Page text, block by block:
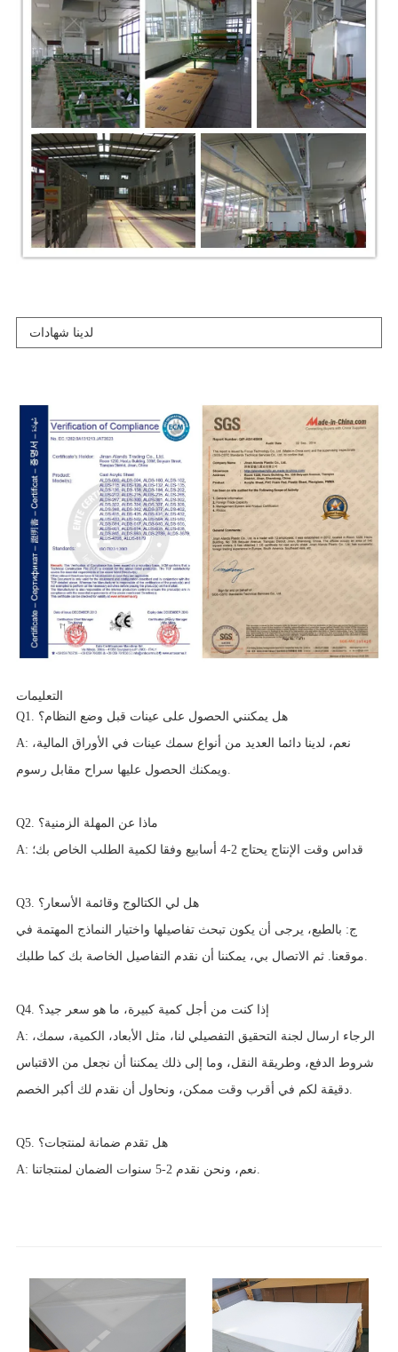
لدينا شهادات
التعليمات
Q1. هل يمكنني الحصول على عينات قبل وضع النظام؟
A: نعم، لدينا دائما العديد من أنواع سمك عينات في الأوراق المالية،
ويمكنك الحصول عليها سراح مقابل رسوم.
Q2. ماذا عن المهلة الزمنية؟
A: قداس وقت الإنتاج يحتاج 2-4 أسابيع وفقا لكمية الطلب الخاص بك؛
Q3. هل لي الكتالوج وقائمة الأسعار؟
ج: بالطبع، يرجى أن يكون تبحث تفاصيلها واختيار النماذج المهتمة في
موقعنا. ثم الاتصال بي، يمكننا أن نقدم التفاصيل الخاصة بك كما طلبك.
A: الرجاء ارسال لجنة التحقيق التفصيلي لنا، مثل الأبعاد، الكمية، سمك،
شروط الدفع، وطريقة النقل، وما إلى ذلك يمكننا أن نجعل من الاقتباس
دقيقة لكم في أقرب وقت ممكن، ونحاول أن نقدم لك أكبر الخصم.
Q5. هل تقدم ضمانة لمنتجات؟
A: نعم، ونحن نقدم 2-5 سنوات الضمان لمنتجاتنا.